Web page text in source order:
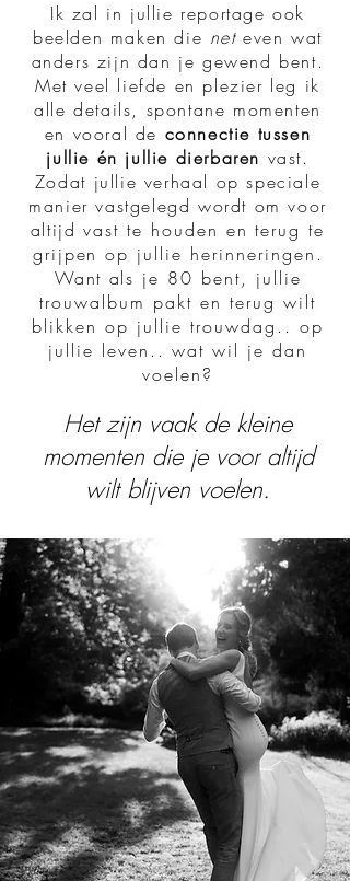
Ik zal in jullie reportage ook
beelden maken die neteven wat
anders zijn dan je gewend bent.
Met veel liefde en plezier leg ik
alle details, spontane momenten
en vooral de connectie tussen
jullie én jullie dierbaren vast.
Zodat jullie verhaal op speciale
manier vastgelegd wordt om voor
altijd vast te houden en terug te
grijpen op jullie herinneringen .
Want als je 80 bent, jullie
trouwalbum pakt en terug wilt
blikken op jullie trouwdag.. op
jullie leven.. wat wil je dan
voelen?
Het zijn vaak de kleine
momenten die je voor altijd
wilt blijven voelen.